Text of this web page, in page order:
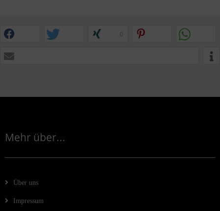
0
Mehr über...
Über uns
Impressum